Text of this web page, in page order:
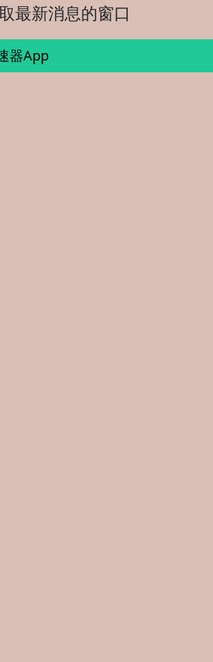
最新消息的窗口
器App